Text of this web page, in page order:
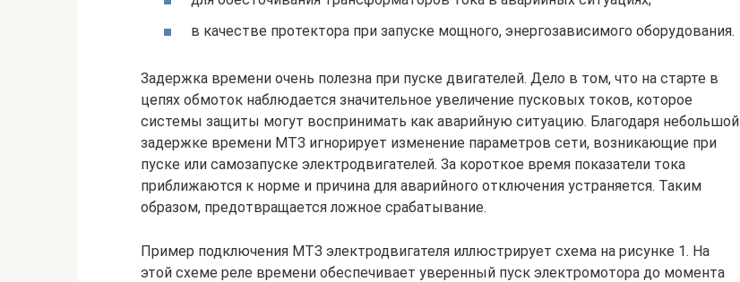
в качестве протектора при запуске мощного, энергозависимого оборудования.
Задержка времени очень полезна при пуске двигателей. Дело в том, что на старте в
цепях обмоток наблюдается значительное увеличение пусковых токов, которое
системы защиты могут воспринимать как аварийную ситуацию. Благодаря небольшой
задержке времени МТЗ игнорирует изменение параметров сети, возникающие при
пуске или самозапуске электродвигателей. За короткое время показатели тока
приближаются к норме и причина для аварийного отключения устраняется. Таким
образом, предотвращается ложное срабатывание.
Пример подключения МТЗ электродвигателя иллюстрирует схема на рисунке 1. На
этой схеме реле времени обеспечивает уверенный пуск электромотора до момента